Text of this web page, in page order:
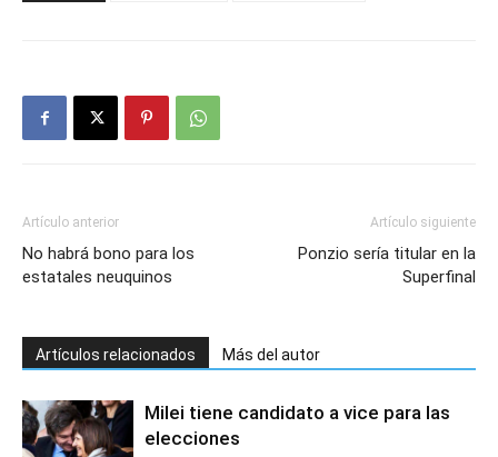
Artículo anterior
No habrá bono para los
estatales neuquinos
Artículo siguiente
Ponzio sería titular en la
Superfinal
Artículos relacionados Más del autor
Milei tiene candidato a vice para las
elecciones